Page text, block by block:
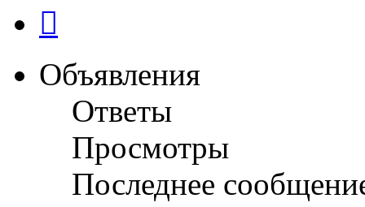
Объявления
Ответы
Просмотры
Последнее